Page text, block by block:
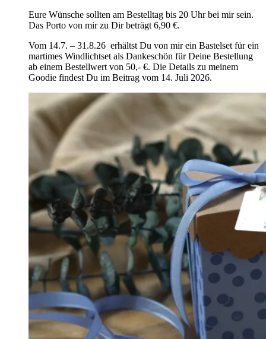
Eure Wünsche sollten am Bestelltag bis 20 Uhr bei mir sein.
Das Porto von mir zu Dir beträgt 6,90 €.
Vom 14.7. – 31.8.26 erhältst Du von mir ein Bastelset für ein
martimes Windlichtset als Dankeschön für Deine Bestellung
ab einem Bestellwert von 50,- €. Die Details zu meinem
Goodie findest Du im Beitrag vom 14. Juli 2026.